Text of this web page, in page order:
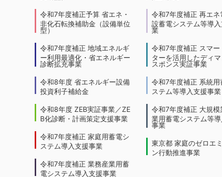
令和7年度補正予算 省エネ・
非化石転換補助金（設備単位
型）
令和7年度補正 地域エネルギ
ー利用最適化・省エネルギー
診断拡充事業
令和8年度 省エネルギー設備
投資利子補給金
令和8年度 ZEB実証事業／ZE
B化診断・計画策定支援事業
令和7年度補正 家庭用蓄電シ
ステム導入支援事業
令和7年度補正 業務産業用蓄
電システム導入支援事業
令和7年度補正 再エネ
設蓄電システム等導
業
令和7年度補正 スマー
ターを活用したディ
スポンス実証事業
令和7年度補正 系統用
ステム等導入支援事業
令和7年度補正 大規模
業用蓄電システム等
事業
東京都 家庭のゼロエ
ン行動推進事業